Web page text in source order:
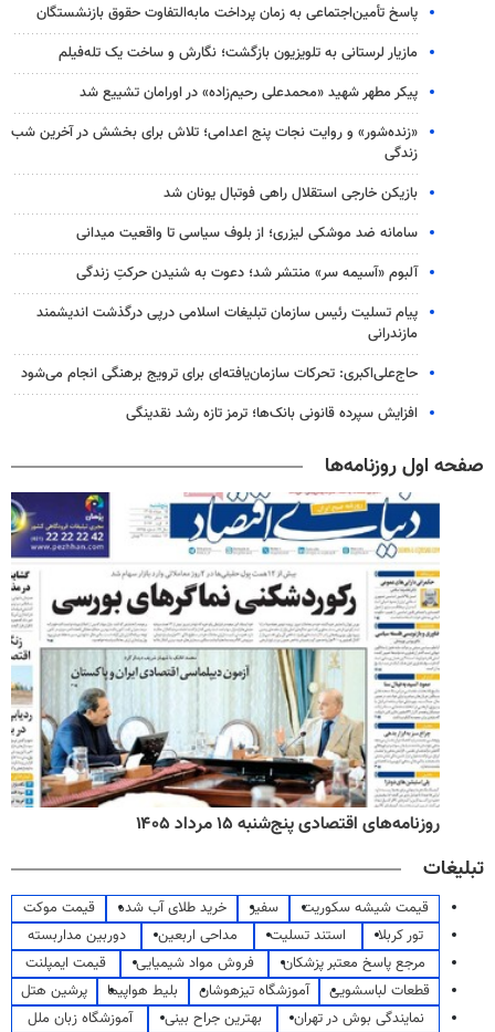
پاسخ تأمین‌اجتماعی به زمان پرداخت مابه‌التفاوت حقوق بازنشستگان
مازیار لرستانی به تلویزیون بازگشت؛ نگارش و ساخت یک تله‌فیلم
پیکر مطهر شهید «محمدعلی رحیم‌زاده» در اورامان تشییع شد
«زنده‌شور» و روایت نجات پنج اعدامی؛ تلاش برای بخشش در آخرین شب
زندگی
بازیکن خارجی استقلال راهی فوتبال یونان شد
سامانه ضد موشکی لیزری؛ از بلوف سیاسی تا واقعیت میدانی
آلبوم «آسیمه سر» منتشر شد؛ دعوت به شنیدن حرکتِ زندگی
پیام تسلیت رئیس سازمان تبلیغات اسلامی درپی درگذشت اندیشمند
مازندرانی
حاج‌علی‌اکبری: تحرکات سازمان‌یافته‌ای برای ترویج برهنگی انجام می‌شود
افزایش سپرده قانونی بانک‌ها؛ ترمز تازه رشد نقدینگی
صفحه اول روزنامه‌ها
روزنامه‌های اقتصادی پنج‌شنبه ۱۵ مرداد ۱۴۰۵
تبلیغات
قیمت شیشه سکوریت سفیر خرید طلای آب شده
قیمت موکت
تور کربلا
استند تسلیت مداحی اربعین
دوربین مداربسته
مرجع پاسخ معتبر پزشکان
فروش مواد شیمیایی
قیمت ایمپلنت
قطعات لباسشویی
آموزشگاه تیزهوشان بلیط هواپیما
پرشین هتل
نمایندگی بوش در تهران
بهترین جراح بینی
آموزشگاه زبان ملل